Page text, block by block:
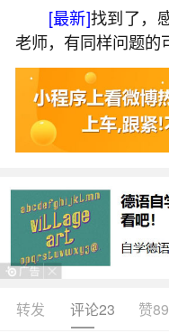
2026-
生活中像八字
[最新]找到了，
老师，有同样问题的
转发 评论23 赞89